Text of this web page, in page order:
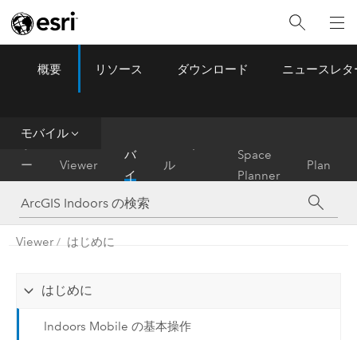
ArcGIS Indoors
概要 リソース ダウンロード ニュースレタ
モバイル
ー
ム
Viewer
バ
イ
ル
ル
(Classic)
Space
Planner
Plan
Editor
Viewer はじめに
はじめに
Indoors Mobile の基本操作